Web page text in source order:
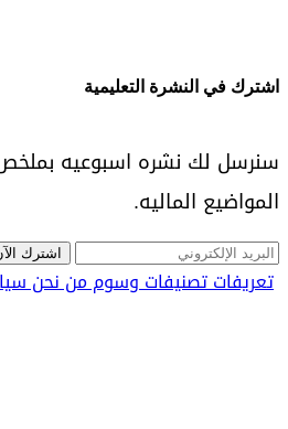
اشترك في النشرة التعليمية
سنرسل لك نشره اسبوعيه
المواضيع الماليه.
اشترك
تعريفاتتصنيفاتوسوممن نحن